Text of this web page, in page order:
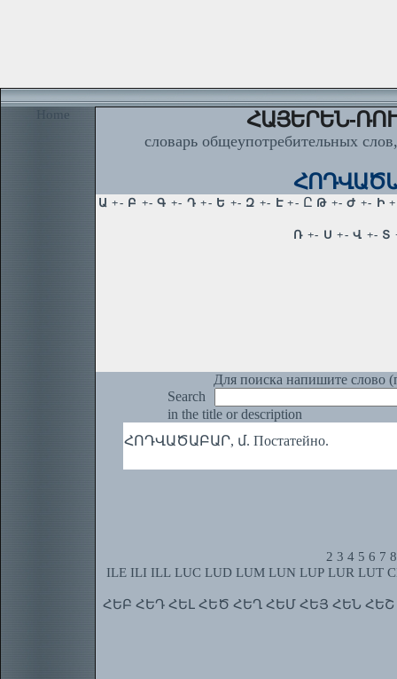
Home ՀԱՅԵՐԵՆ-
словарь общеупотребительных
Для поиска напишите слово
Search
in the title or description
ՀՈԴՎԱԾԱԲԱՐ, մ. Постатейно.
2 3 4 5 6 7 8
ILE ILI ILL LUC LUD LUM LUN LUP LUR LUT
ՀԵԲ ՀԵԴ ՀԵԼ ՀԵԾ ՀԵՂ ՀԵՄ ՀԵՅ ՀԵՆ ՀԵՇ